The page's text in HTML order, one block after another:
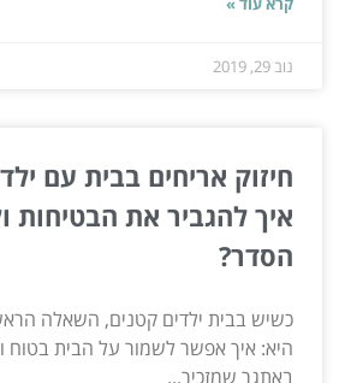
נוב 29, 2019
חיזוק אריחים בבית עם
איך להגביר את הבטיחות
הסדר?
כשיש בבית ילדים קטנים, השאלה
היא: איך אפשר לשמור על הבית בטוח
באתגר שמזכיר...